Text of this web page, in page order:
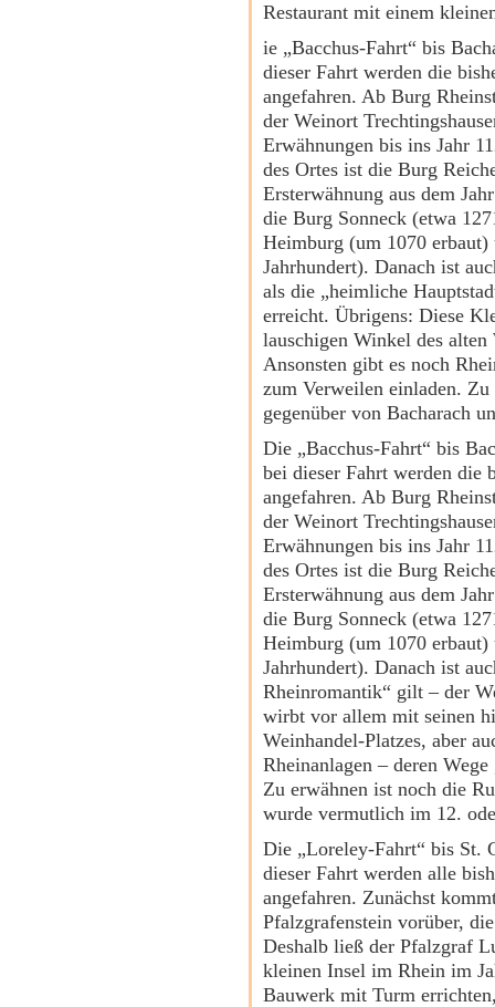
Restaurant mit einem
ie „Bacchus-Fahrt“ bis
dieser Fahrt werden die
angefahren. Ab Burg
der Weinort
Erwähnungen bis ins Jahr
des Ortes ist die Burg
Ersterwähnung aus dem
die Burg Sonneck (etwa
Heimburg (um 1070 erbaut)
Jahrhundert). Danach ist
als die „heimliche
erreicht. Übrigens: Diese
lauschigen Winkel des alten
Ansonsten gibt es noch
zum Verweilen einladen.
gegenüber von Bacharach
Die „Bacchus-Fahrt“ bis
bei dieser Fahrt werden die
angefahren. Ab Burg
der Weinort
Erwähnungen bis ins Jahr
des Ortes ist die Burg
Ersterwähnung aus dem
die Burg Sonneck (etwa
Heimburg (um 1070 erbaut)
Jahrhundert). Danach ist
Rheinromantik“ gilt – der
wirbt vor allem mit seinen
Weinhandel-Platzes, aber
Rheinanlagen – deren
Zu erwähnen ist noch die
wurde vermutlich im 12.
Die „Loreley-Fahrt“ bis St.
dieser Fahrt werden alle
angefahren. Zunächst
Pfalzgrafenstein vorüber,
Deshalb ließ der Pfalzgraf
kleinen Insel im Rhein im
Bauwerk mit Turm